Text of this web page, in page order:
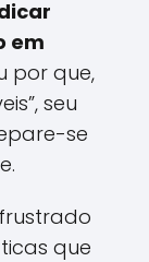
em
por que,
seu
se
que